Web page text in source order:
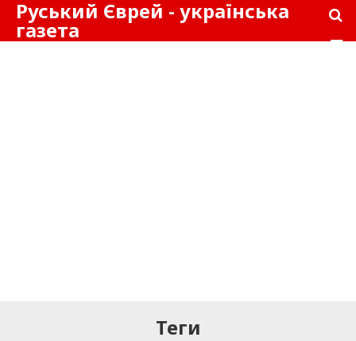
Руський Єврей - українська
газета
Теги